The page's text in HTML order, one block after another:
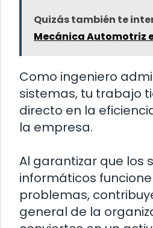
Quizás también te
Mecánica Automotriz
Como ingeniero
sistemas, tu trabajo
directo en la
la empresa.
Al garantizar que los
informáticos
problemas,
general de la